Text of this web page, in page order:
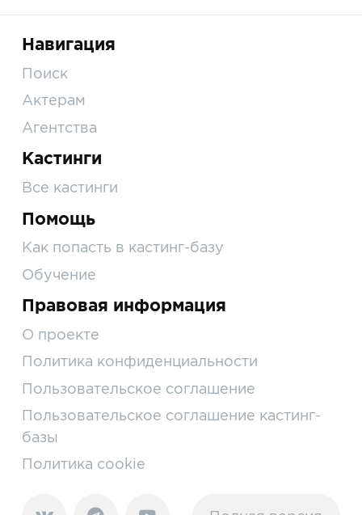
Навигация
Поиск
Актерам
Агентства
Кастинги
Все кастинги
Помощь
Как попасть в кастинг-базу
Обучение
Правовая информация
О проекте
Политика конфиденциальности
Пользовательское соглашение
Пользовательское соглашение кастинг-
базы
Политика cookie